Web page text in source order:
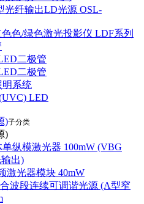
光纤输出LD光源 OSL-
色/绿色激光投影仪 LDF系列
二极管
二极管
明系统
LED
)子分类
)
单纵模激光器 100mW (VBG
出)
激光器模块 40mW
波段连续可调谐光源 (A型窄